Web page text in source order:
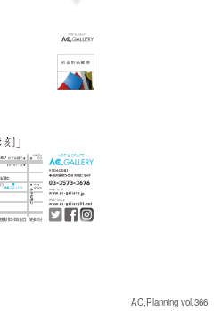
AC,Planning vol.366